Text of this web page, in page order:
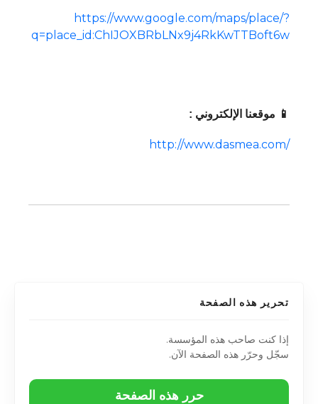
https://www.google.com/maps/place/?
q=place_id:ChIJOXBRbLNx9j4RkKwTTBoft6w
📱 موقعنا الإلكتروني :
http://www.dasmea.com/
تحرير هذه الصفحة
إذا كنت صاحب هذه المؤسسة.
سجّل وحرّر هذه الصفحة الآن.
حرر هذه الصفحة